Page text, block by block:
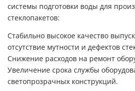
системы подготовки воды для
стеклопакетов:
Стабильно высокое качество
отсутствие мутности и дефектов
Снижение расходов на ремонт
Увеличение срока службы
светопрозрачных конструкций.